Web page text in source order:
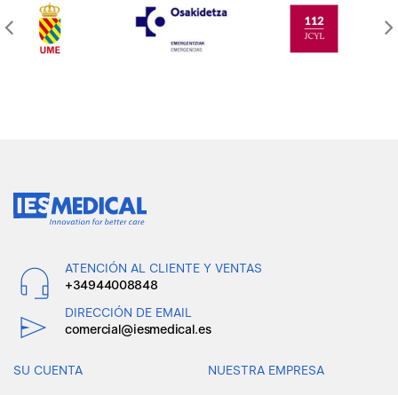
ATENCIÓN AL CLIENTE Y VENTAS
+34944008848
DIRECCIÓN DE EMAIL
comercial@iesmedical.es
SU CUENTA NUESTRA EMPRESA